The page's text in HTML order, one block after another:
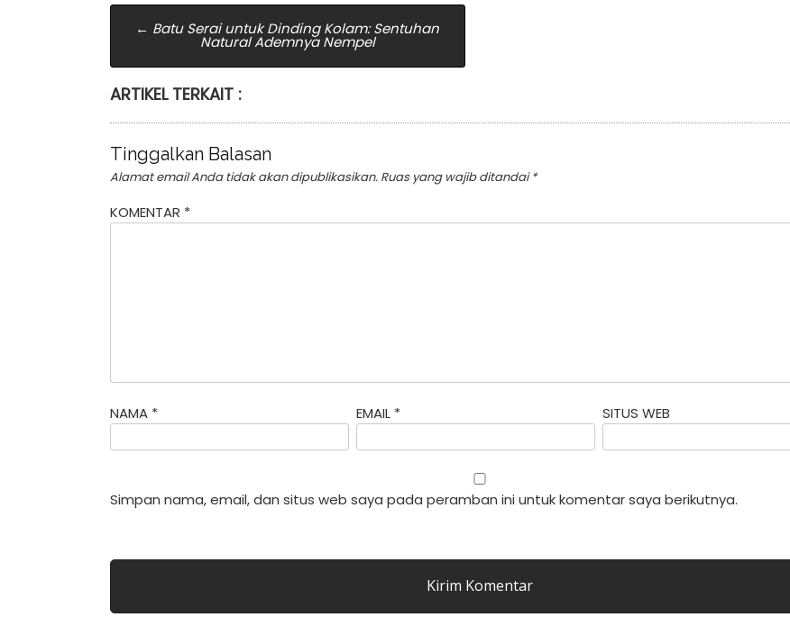
Post
navigation
← Batu Serai untuk Dinding Kolam: Sentuhan
Natural Ademnya Nempel
ARTIKEL TERKAIT :
Tinggalkan Balasan
Alamat email Anda tidak akan dipublikasikan. Ruas yang wajib ditandai*
KOMENTAR *
NAMA * EMAIL * SITUS WEB
Simpan nama, email, dan situs web saya pada peramban ini untuk komentar saya berikutnya.